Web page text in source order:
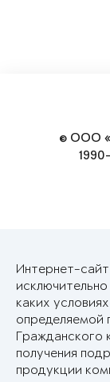
© ООО
Интернет-
каких
определяемой
Гражданского
получения
продукции